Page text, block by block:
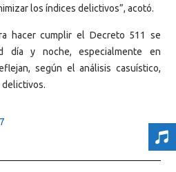
los índices delictivos”, acotó.
hacer cumplir el Decreto 511 se
día y noche, especialmente en
según el análisis casuístico,
delictivos.